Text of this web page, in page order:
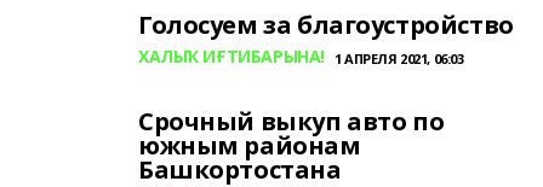
Голосуем за благоустройство
ХАЛЫҠ ИҒТИБАРЫНА! 1 АПРЕЛЯ 2021, 06:03
Срочный выкуп авто по
южным районам
Башкортостана